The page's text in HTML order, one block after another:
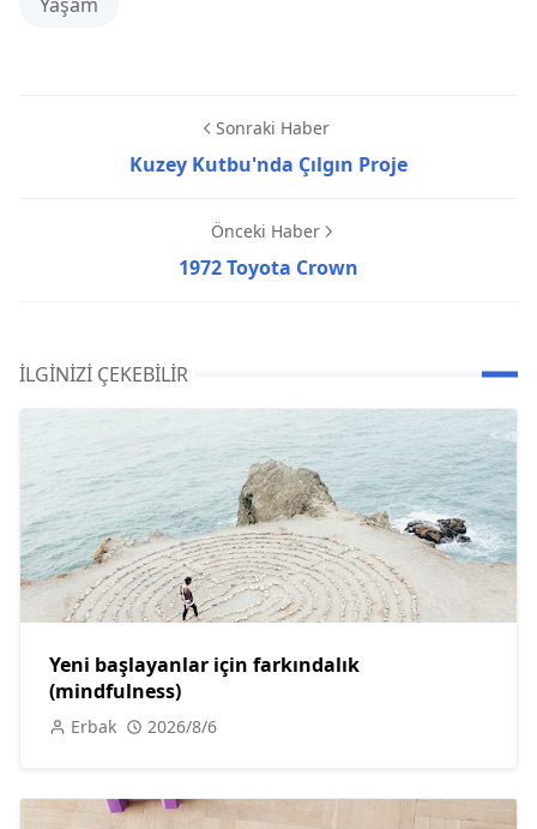
Sonraki Haber
Kuzey Kutbu'nda Çılgın Proje
Önceki Haber
1972 Toyota Crown
İLGINIZI ÇEKEBILIR
Yeni başlayanlar için farkındalık
(mindfulness)
Erbak 2026/8/6